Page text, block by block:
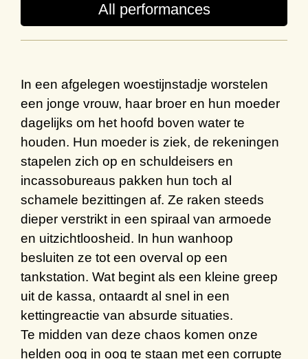
All performances
In een afgelegen woestijnstadje worstelen
een jonge vrouw, haar broer en hun moeder
dagelijks om het hoofd boven water te
houden. Hun moeder is ziek, de rekeningen
stapelen zich op en schuldeisers en
incassobureaus pakken hun toch al
schamele bezittingen af. Ze raken steeds
dieper verstrikt in een spiraal van armoede
en uitzichtloosheid. In hun wanhoop
besluiten ze tot een overval op een
tankstation. Wat begint als een kleine greep
uit de kassa, ontaardt al snel in een
kettingreactie van absurde situaties.
Te midden van deze chaos komen onze
helden oog in oog te staan met een corrupte